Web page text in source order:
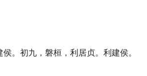
。初九，磐桓，利居贞。利建侯。